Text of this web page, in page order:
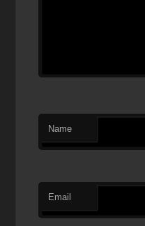
Name
Email